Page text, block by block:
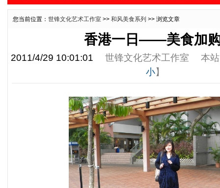
您当前位置： 世锋文化艺术工作室 >> 和风美食系列 >> 浏览文章
香港一日——美食加
2011/4/29 10:01:01 世锋文化艺术工作室
本
小】